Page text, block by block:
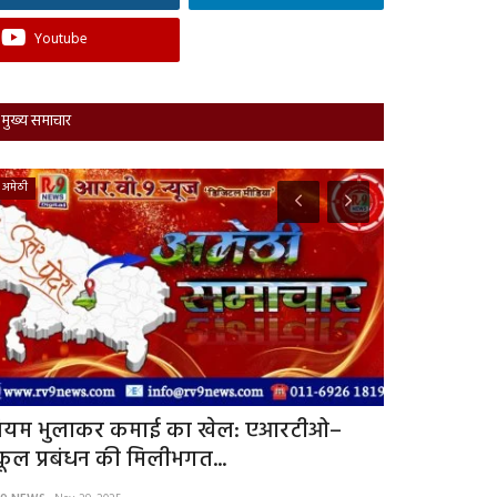
Youtube
मुख्य समाचार
अमेठी
भुलाकर कमाई का खेल: एआरटीओ–
प्रबंधन की मिलीभगत...